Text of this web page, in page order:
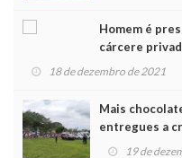
Homem é
cárcere
18 de dezembro de 2021
Mais
entregues a
19 de